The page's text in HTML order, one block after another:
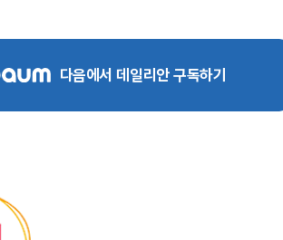
다음에서 데일리안 구독하기